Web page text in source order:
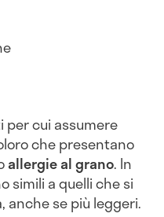
per cui assumere
che presentano
allergie al grano. In
simili a quelli che si
anche se più leggeri.